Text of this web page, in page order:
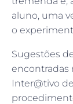
aluno, uma
o
Sugestões
encontradas
Inter@tivo